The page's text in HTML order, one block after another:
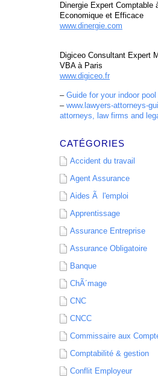
Dinergie Expert Comptable
Economique et Efficace
www.dinergie.com
Digiceo Consultant Expert
VBA à Paris
www.digiceo.fr
– Guide for your indoor pool
– www.lawyers-attorneys-
attorneys, law firms and
CATÉGORIES
Accident du travail
Agent Assurance
Aides Ã l'emploi
Apprentissage
Assurance Entreprise
Assurance Obligatoire
Banque
ChÃ´mage
CNC
CNCC
Commissaire aux
Comptabilité & gestion
Conflit Employeur